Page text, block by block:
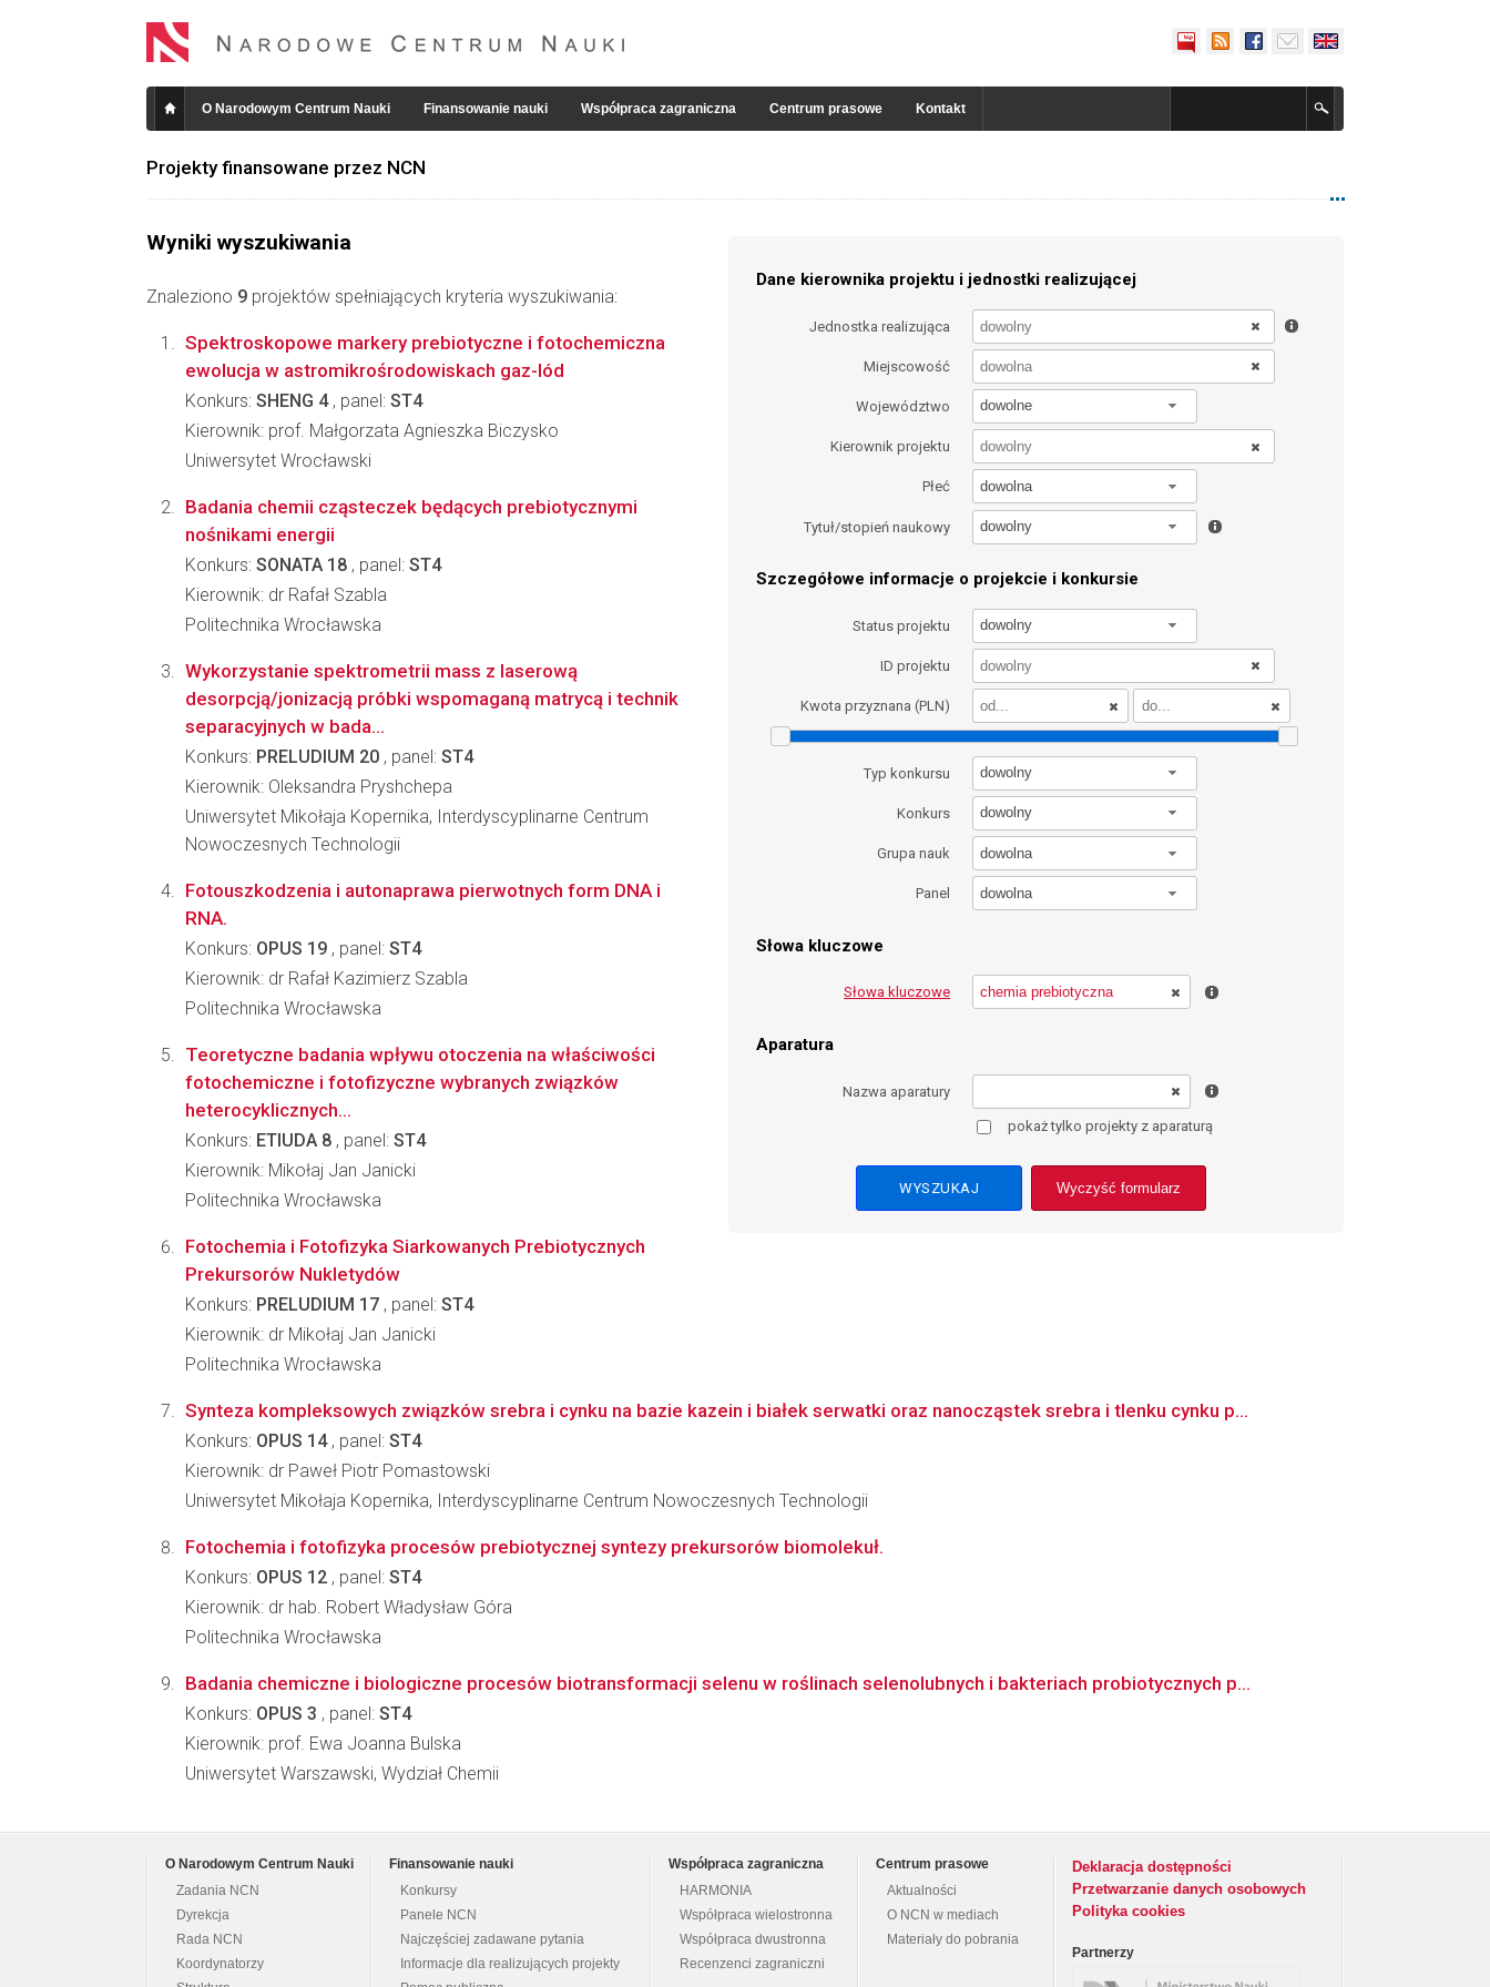
O Narodowym Centrum Nauki Finansowanie nauki Współpraca zagraniczna Centrum prasowe Kontakt
Projekty finansowane przez NCN
Wyniki wyszukiwania
Znaleziono 9 projektów spełniających kryteria wyszukiwania:
Dane kierownika projektu i jednostki realizującej
Jednostka realizująca
Miejscowość
Województwo dowolne
Kierownik projektu
Płeć dowolna
Tytuł/stopień naukowy dowolny
Szczegółowe informacje o projekcie i konkursie
Status projektu dowolny
ID projektu
Kwota przyznana (PLN)
Typ konkursu dowolny
Konkurs dowolny
Grupa nauk dowolna
Panel dowolna
Słowa kluczowe
Słowa kluczowe
Aparatura
Nazwa aparatury
pokaż tylko projekty z aparaturą
Wyczyść formularz
Spektroskopowe markery prebiotyczne i fotochemiczna
ewolucja w astromikrośrodowiskach gaz-lód
Konkurs: SHENG 4, panel: ST4
Kierownik: prof. Małgorzata Agnieszka Biczysko
Uniwersytet Wrocławski
Badania chemii cząsteczek będących prebiotycznymi
nośnikami energii
Konkurs: SONATA 18 , panel: ST4
Kierownik: dr Rafał Szabla
Politechnika Wrocławska
Wykorzystanie spektrometrii mass z laserową
desorpcją/jonizacją próbki wspomaganą matrycą i technik
separacyjnych w bada...
Konkurs: PRELUDIUM 20 , panel: ST4
Kierownik: Oleksandra Pryshchepa
Uniwersytet Mikołaja Kopernika, Interdyscyplinarne Centrum
Nowoczesnych Technologii
Fotouszkodzenia i autonaprawa pierwotnych form DNA i
RNA.
Konkurs: OPUS 19 , panel: ST4
Kierownik: dr Rafał Kazimierz Szabla
Politechnika Wrocławska
Teoretyczne badania wpływu otoczenia na właściwości
fotochemiczne i fotofizyczne wybranych związków
heterocyklicznych...
Konkurs: ETIUDA 8 , panel: ST4
Kierownik: Mikołaj Jan Janicki
Politechnika Wrocławska
Fotochemia i Fotofizyka Siarkowanych Prebiotycznych
Prekursorów Nukletydów
Konkurs: PRELUDIUM 17 , panel: ST4
Kierownik: dr Mikołaj Jan Janicki
Politechnika Wrocławska
Synteza kompleksowych związków srebra i cynku na bazie kazein i białek serwatki oraz nanocząstek srebra i tlenku cynku p...
Konkurs: OPUS 14, panel: ST4
Kierownik: dr Paweł Piotr Pomastowski
Uniwersytet Mikołaja Kopernika, Interdyscyplinarne Centrum Nowoczesnych Technologii
Fotochemia i fotofizyka procesów prebiotycznej syntezy prekursorów biomolekuł.
Konkurs: OPUS 12 , panel: ST4
Kierownik: dr hab. Robert Władysław Góra
Politechnika Wrocławska
Badania chemiczne i biologiczne procesów biotransformacji selenu w roślinach selenolubnych i bakteriach probiotycznych p...
Konkurs: OPUS 3 , panel: ST4
Kierownik: prof. Ewa Joanna Bulska
Uniwersytet Warszawski, Wydział Chemii
O Narodowym Centrum Nauki
Zadania NCN
Dyrekcja
Rada NCN
Koordynatorzy
Finansowanie nauki
Konkursy
Panele NCN
Najczęściej zadawane pytania
Informacje dla realizujących projekty
Współpraca zagraniczna
HARMONIA
Współpraca wielostronna
Współpraca dwustronna
Recenzenci zagraniczni
Centrum prasowe
Aktualności
O NCN w mediach
Materiały do pobrania
Deklaracja dostępności
Przetwarzanie danych osobowych
Polityka cookies
Partnerzy